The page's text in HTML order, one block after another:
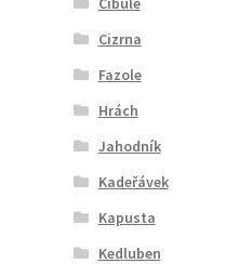
Cizrna
Fazole
Hrách
Jahodník
Kadeřávek
Kapusta
Kedluben